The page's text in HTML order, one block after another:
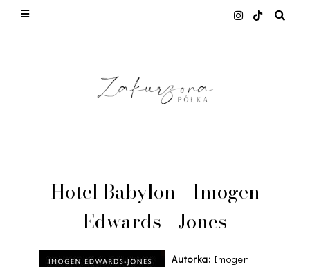
Hotel Babylon - Imogen
Edwards - Jones
Autorka: Imogen
This site uses cookies from Google to deliver its
quality of service, generate usage statistics, and
to detect and address abuse.
LEARN MORE